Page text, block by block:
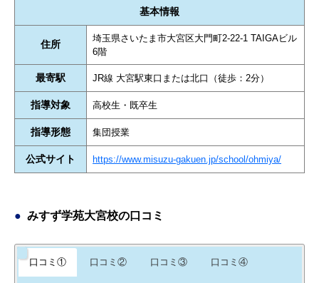
基本情報
住所
埼玉県さいたま市大宮区大門町2-22-1 TAIGAビル
6階
最寄駅 JR線 大宮駅東口または北口（徒歩：2分）
指導対象 高校生・既卒生
指導形態 集団授業
公式サイト https://www.misuzu-gakuen.jp/school/ohmiya/
みすず学苑大宮校の口コミ
口コミ① 口コミ② 口コミ③ 口コミ④